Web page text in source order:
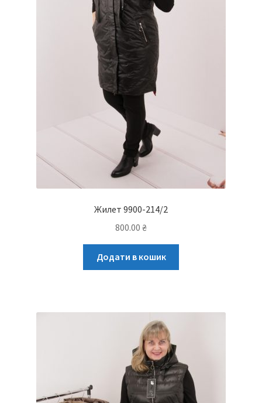
Жилет 9900-214/2
800.00 ₴
Додати в кошик